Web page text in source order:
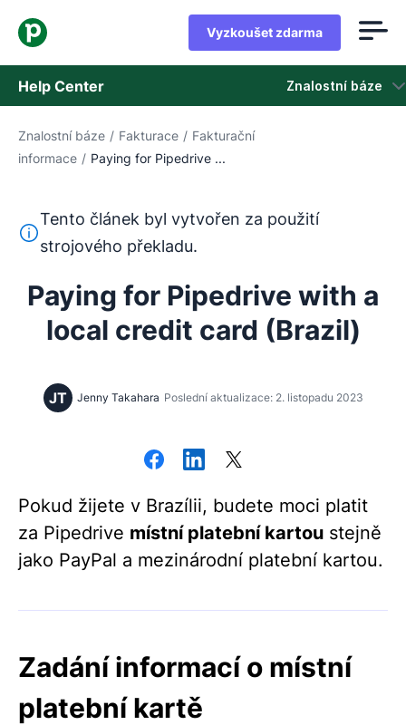
Vyzkoušet zdarma
Help Center Znalostní báze
Znalostní báze
Kontaktovat podporu
Znalostní báze / Fakturace / Fakturační
informace / Paying for Pipedrive ...
Tento text byl přeložen z angličtiny pomocí nástroje
Tento článek byl vytvořen za použití
strojového překladu.
Paying for Pipedrive with a
local credit card (Brazil)
JT Jenny Takahara Poslední aktualizace: 2. listopadu 2023
Pokud žijete v Brazílii, budete moci platit
za Pipedrive místní platební kartou stejně
jako PayPal a mezinárodní platební kartou.
Zadání informací o místní
platební kartě